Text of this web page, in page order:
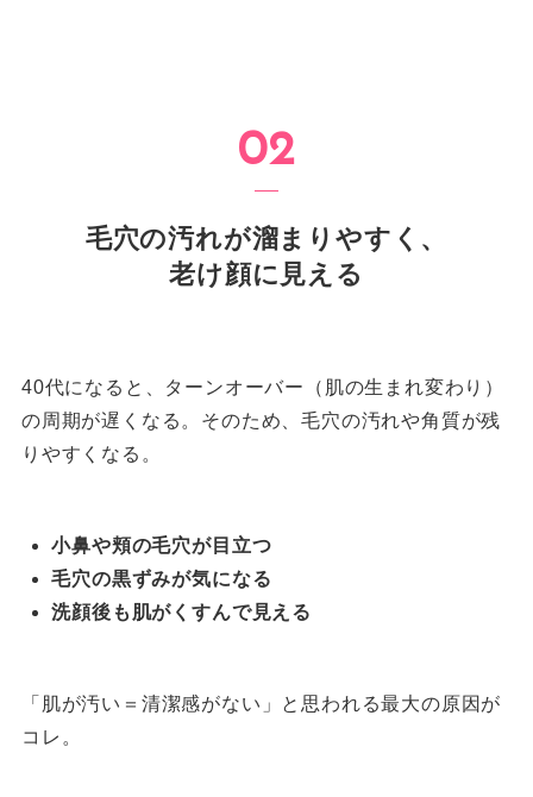
毛穴の汚れが溜まりやすく、
老け顔に見える
40代になると、ターンオーバー（肌の生まれ変わり）
の周期が遅くなる。そのため、毛穴の汚れや角質が残
りやすくなる。
小鼻や頬の毛穴が目立つ
毛穴の黒ずみが気になる
洗顔後も肌がくすんで見える
「肌が汚い＝清潔感がない」と思われる最大の原因が
コレ。